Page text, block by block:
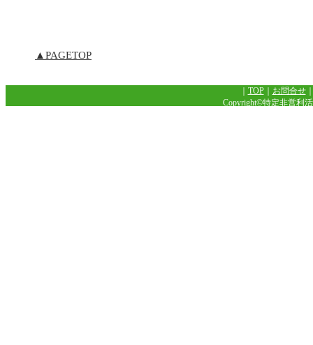
▲PAGETOP
TOP｜ お問合せ
Copyright©特定非営利